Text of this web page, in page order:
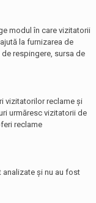
modul în care vizitatorii
la furnizarea de
respingere, sursa de
vizitatorilor reclame și
urmăresc vizitatorii de
reclame
și nu au fost